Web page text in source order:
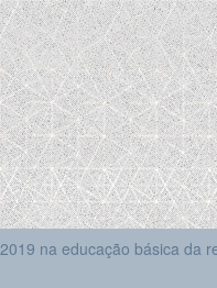
na educação básica da